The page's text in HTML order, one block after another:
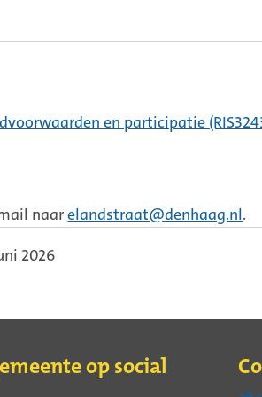
en participatie
naarelandstraat@denhaag.nl.
2026
op social